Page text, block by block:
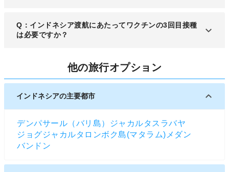
A：世界平和度は56位、フランスなどの先進国と並
んではいるものの治安が万全とは言えません。滞在
Q：インドネシア渡航にあたってワクチンの3回目接種
は必要ですか？
A：3回目のワクチン接種は入国条件に含まれていま
せん。2回目までのワクチン接種証明書が入国時に
必要ですが、接種後から14日のインターバルが必要
となります。
他の旅行オプション
インドネシアの主要都市
デンパサール（バリ島） ジャカルタ スラバヤ
ジョグジャカルタ ロンボク島(マタラム) メダン
バンドン